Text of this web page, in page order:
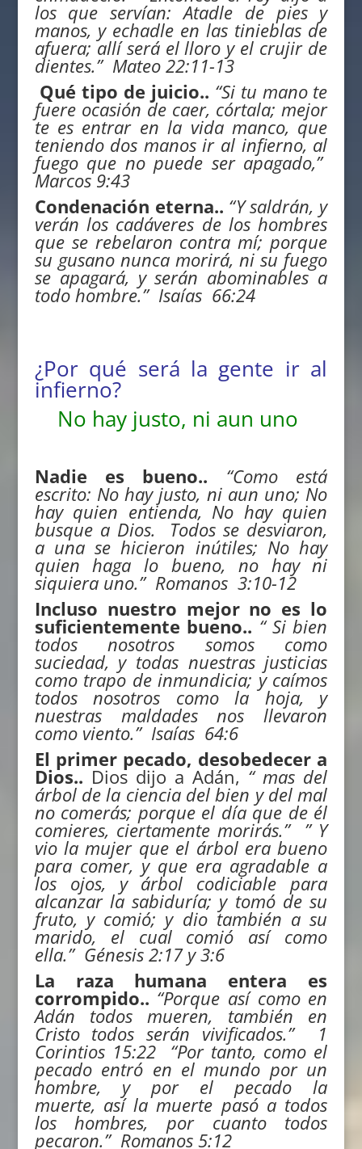
los que servían: Atadle de pies y
manos, y echadle en las tinieblas de
afuera; allí será el lloro y el crujir de
dientes.” Mateo 22:11-13
Qué tipo de juicio.. “Si tu mano te
fuere ocasión de caer, córtala; mejor
te es entrar en la vida manco, que
teniendo dos manos ir al infierno, al
fuego que no puede ser apagado,”
Marcos 9:43
Condenación eterna.. “Y saldrán, y
verán los cadáveres de los hombres
que se rebelaron contra mí; porque
su gusano nunca morirá, ni su fuego
se apagará, y serán abominables a
todo hombre.” Isaías 66:24
¿Por qué será la gente ir al
infierno?
No hay justo, ni aun uno
Nadie es bueno.. “Como está
escrito: No hay justo, ni aun uno; No
hay quien entienda, No hay quien
busque a Dios. Todos se desviaron,
a una se hicieron inútiles; No hay
quien haga lo bueno, no hay ni
siquiera uno.” Romanos 3:10-12
Incluso nuestro mejor no es lo
suficientemente bueno.. “Si bien
todos nosotros somos como
suciedad, y todas nuestras justicias
como trapo de inmundicia; y caímos
todos nosotros como la hoja, y
nuestras maldades nos llevaron
como viento.” Isaías 64:6
El primer pecado, desobedecer a
Dios.. Dios dijo a Adán, “mas del
árbol de la ciencia del bien y del mal
no comerás; porque el día que de él
comieres, ciertamente morirás.” ” Y
vio la mujer que el árbol era bueno
para comer, y que era agradable a
los ojos, y árbol codiciable para
alcanzar la sabiduría; y tomó de su
fruto, y comió; y dio también a su
marido, el cual comió así como
ella.” Génesis 2:17y 3:6
La raza humana entera es
corrompido.. “Porque así como en
Adán todos mueren, también en
Cristo todos serán vivificados.” 1
Corintios 15:22“Por tanto, como el
pecado entró en el mundo por un
hombre, y por el pecado la
muerte, así la muerte pasó a todos
los hombres, por cuanto todos
pecaron.” Romanos 5:12